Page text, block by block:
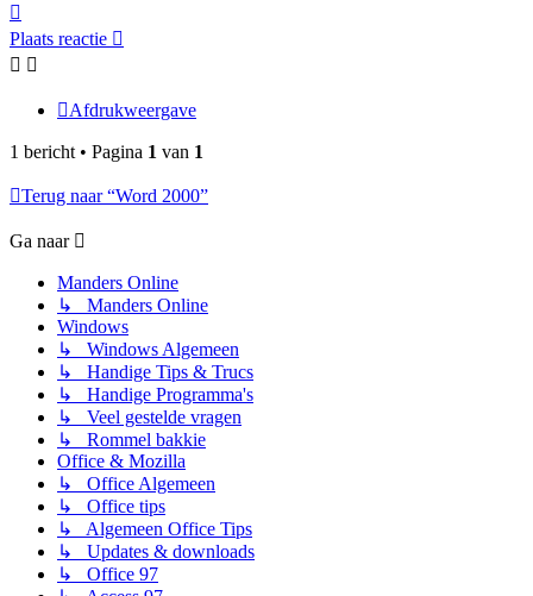
Plaats reactie
Afdrukweergave
1 bericht • Pagina 1 van 1
Terug naar “Word 2000”
Ga naar
Manders Online
↳ Manders Online
Windows
↳ Windows Algemeen
↳ Handige Tips & Trucs
↳ Handige Programma's
↳ Veel gestelde vragen
↳ Rommel bakkie
Office & Mozilla
↳ Office Algemeen
↳ Office tips
↳ Algemeen Office Tips
↳ Updates & downloads
↳ Office 97